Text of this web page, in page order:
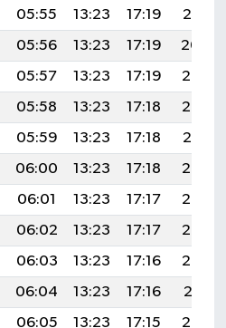
05:55 13:23 17:19
20:41
05:56 13:23 17:19
20:40
05:57 13:23 17:19
20:39
05:58 13:23 17:18
20:38
05:59 13:23 17:18
20:37
06:00 13:23 17:18
20:36
06:01 13:23 17:17
20:35
06:02 13:23 17:17
20:33
06:03 13:23 17:16
20:32
06:04 13:23 17:16
20:31
06:05 13:23 17:15 20:30